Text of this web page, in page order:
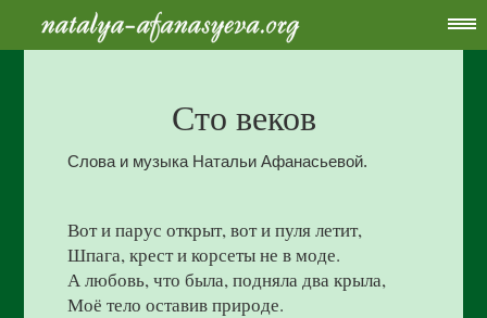
Сто веков
Слова и музыка Натальи Афанасьевой.
Вот и парус открыт, вот и пуля летит,
Шпага, крест и корсеты не в моде.
А любовь, что была, подняла два крыла,
Моё тело оставив природе.